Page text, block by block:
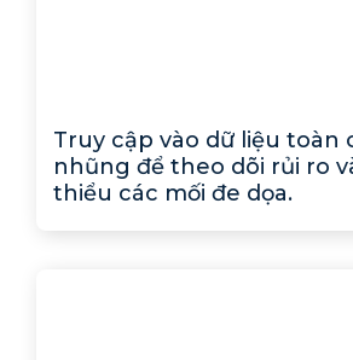
Truy cập vào dữ liệu toàn
nhũng để theo dõi rủi ro
thiểu các mối đe dọa.